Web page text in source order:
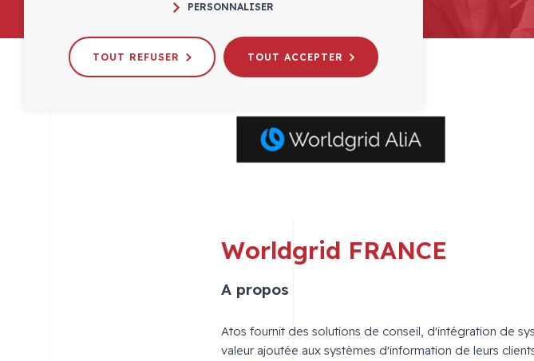
Worldgrid FRANCE
A propos
Atos fournit des solutions de conseil, d'intégration de
valeur ajoutée aux systèmes d'information de leurs
PERSONNALISER
TOUT REFUSER TOUT ACCEPTER